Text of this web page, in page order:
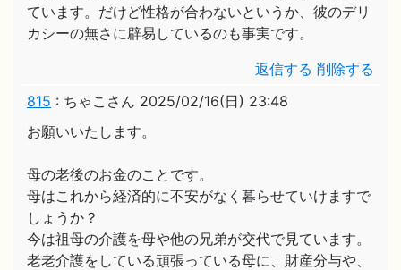
ています。だけど性格が合わないというか、彼のデリ
カシーの無さに辟易しているのも事実です。
返信する 削除する
815 : ちゃこさん 2025/02/16(日) 23:48
お願いいたします。
母の老後のお金のことです。
母はこれから経済的に不安がなく暮らせていけますで
しょうか？
今は祖母の介護を母や他の兄弟が交代で見ています。
老老介護をしている頑張っている母に、財産分与や、